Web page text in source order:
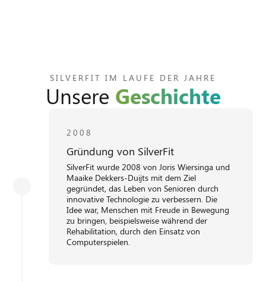
SILVERFIT IM LAUFE DER JAHRE
Unsere Geschichte
2008
Gründung von SilverFit
SilverFit wurde 2008 von Joris Wiersinga und
Maaike Dekkers-Duijts mit dem Ziel
gegründet, das Leben von Senioren durch
innovative Technologie zu verbessern. Die
Idee war, Menschen mit Freude in Bewegung
zu bringen, beispielsweise während der
Rehabilitation, durch den Einsatz von
Computerspielen.